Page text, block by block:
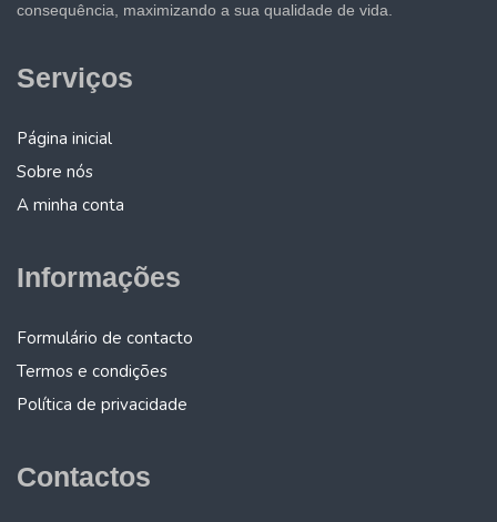
consequência, maximizando a sua qualidade de vida.
Serviços
Página inicial
Sobre nós
A minha conta
Informações
Formulário de contacto
Termos e condições
Política de privacidade
Contactos